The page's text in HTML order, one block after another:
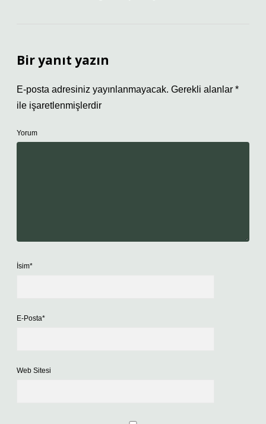
Bir yanıt yazın
E-posta adresiniz yayınlanmayacak. Gerekli alanlar *
ile işaretlenmişlerdir
Yorum
İsim*
E-Posta*
Web Sitesi